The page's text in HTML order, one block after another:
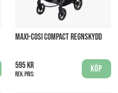
MAXI-COSI COMPACT REGNSKYDD
595 kr
Rek. pris:
Köp